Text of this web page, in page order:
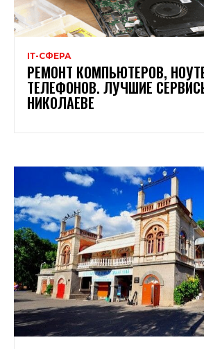
ІТ-СФЕРА
РЕМОНТ КОМПЬЮТЕРОВ,
ТЕЛЕФОНОВ. ЛУЧШИЕ
НИКОЛАЕВЕ